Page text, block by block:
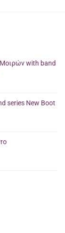
Μοιρών with band
series New Boot